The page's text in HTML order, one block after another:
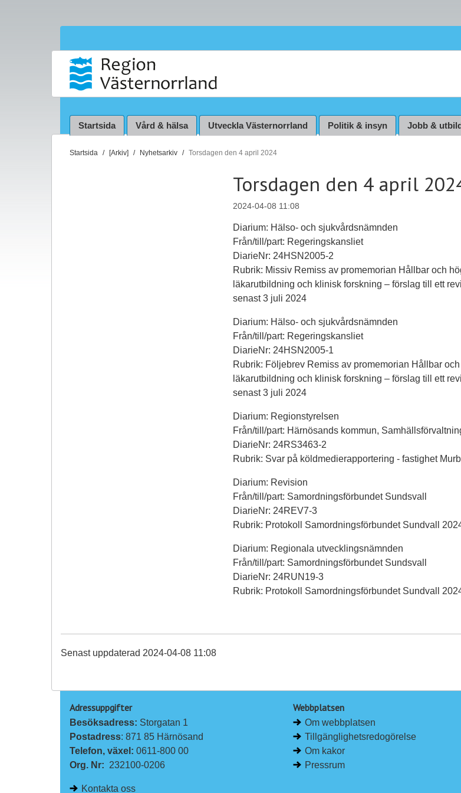
Startsida Vård & hälsa Utveckla Västernorrland Politik & insyn Jobb &
D
Startsida [Arkiv] Nyhetsarkiv Torsdagen den 4 april 2024
Torsdagen den 4 april
2024-04-08 11:08
Diarium: Hälso- och sjukvårdsnämnden
Från/till/part: Regeringskansliet
DiarieNr: 24HSN2005-2
Rubrik: Missiv Remiss av promemorian Hållbar och
läkarutbildning och klinisk forskning – förslag till ett
senast 3 juli 2024
Diarium: Hälso- och sjukvårdsnämnden
Från/till/part: Regeringskansliet
DiarieNr: 24HSN2005-1
Rubrik: Följebrev Remiss av promemorian Hållbar
läkarutbildning och klinisk forskning – förslag till ett
senast 3 juli 2024
Diarium: Regionstyrelsen
Från/till/part: Härnösands kommun,
DiarieNr: 24RS3463-2
Rubrik: Svar på köldmedierapportering - fastighet
Diarium: Revision
Från/till/part: Samordningsförbundet Sundsvall
DiarieNr: 24REV7-3
Rubrik: Protokoll Samordningsförbundet Sundvall
Diarium: Regionala utvecklingsnämnden
Från/till/part: Samordningsförbundet Sundsvall
DiarieNr: 24RUN19-3
Rubrik: Protokoll Samordningsförbundet Sundvall
Senast uppdaterad 2024-04-08 11:08
Adressuppgifter
Besöksadress: Storgatan 1
Postadress: 871 85 Härnösand
Telefon, växel: 0611-800 00
Org. Nr: 232100-0206
Kontakta oss
Webbplatsen
Om webbplatsen
Tillgänglighetsredogörelse
Om kakor
Pressrum